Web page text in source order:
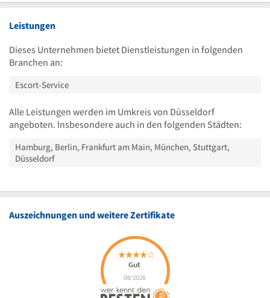
Leistungen
Dieses Unternehmen bietet Dienstleistungen in folgenden
Branchen an:
Escort-Service
Alle Leistungen werden im Umkreis von Düsseldorf
angeboten. Insbesondere auch in den folgenden Städten:
Hamburg, Berlin, Frankfurt am Main, München, Stuttgart,
Düsseldorf
Auszeichnungen und weitere Zertifikate